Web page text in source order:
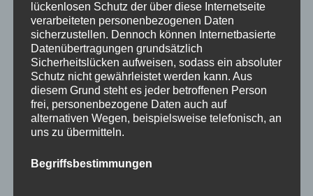
lückenlosen Schutz der über diese Internetseite
verarbeiteten personenbezogenen Daten
sicherzustellen. Dennoch können Internetbasierte
Datenübertragungen grundsätzlich
Sicherheitslücken aufweisen, sodass ein absoluter
Schutz nicht gewährleistet werden kann. Aus
diesem Grund steht es jeder betroffenen Person
frei, personenbezogene Daten auch auf
alternativen Wegen, beispielsweise telefonisch, an
uns zu übermitteln.
Begriffsbestimmungen